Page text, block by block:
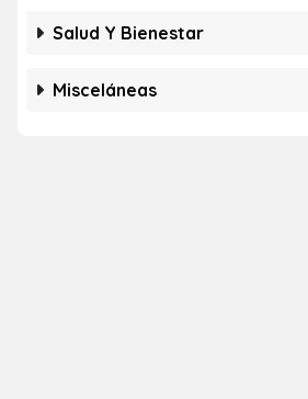
Salud Y Bienestar
Misceláneas